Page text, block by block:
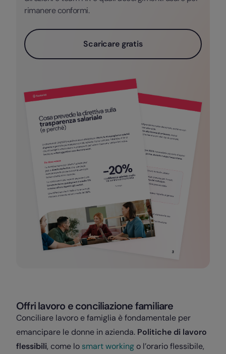
rimanere conformi.
Scaricare gratis
Offri lavoro e conciliazione familiare
Conciliare lavoro e famiglia è fondamentale per
emancipare le donne in azienda. Politiche di lavoro
flessibili, come lo smart working o l’orario flessibile,